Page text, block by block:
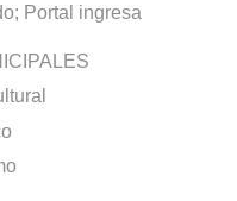
Portal ingresa